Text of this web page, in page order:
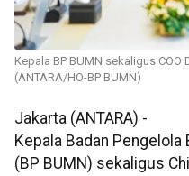
Kepala BP BUMN sekaligus
(ANTARA/HO-BP BUMN)
Jakarta (ANTARA) -
Kepala Badan Pengelola
(BP BUMN) sekaligus